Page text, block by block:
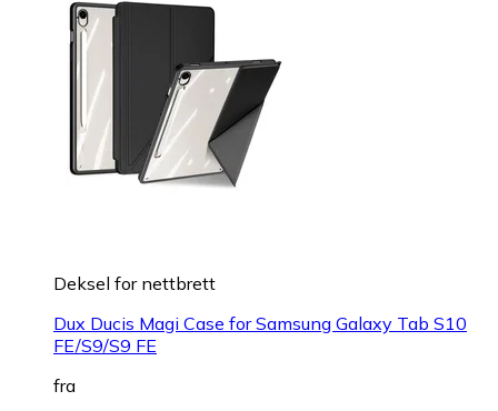
Deksel for nettbrett
Dux Ducis Magi Case for Samsung Galaxy Tab S10
FE/S9/S9 FE
fra